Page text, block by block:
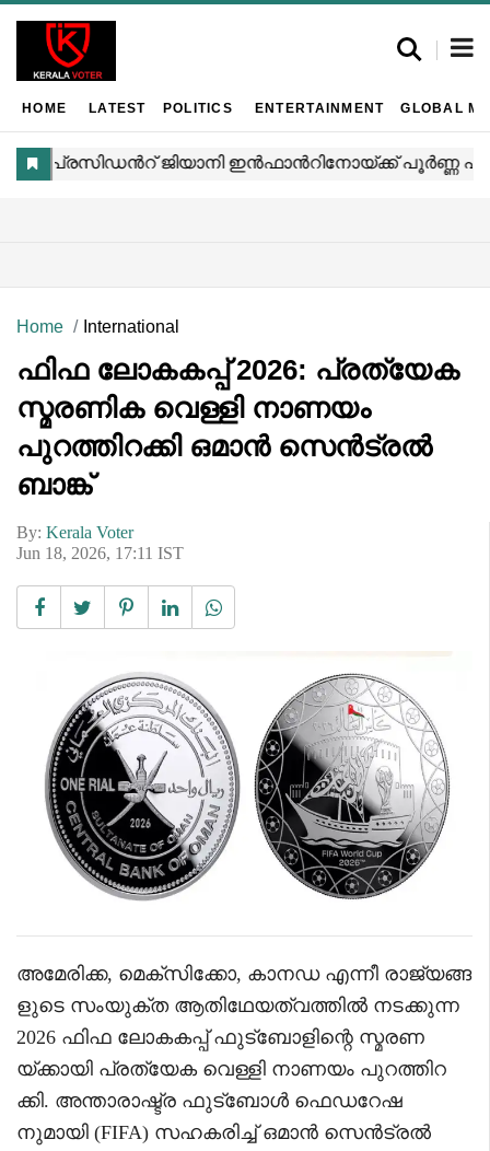
HOME LATEST POLITICS ENTERTAINMENT GLOBAL
Home International
ഫിഫ ലോകകപ്പ് 2026: പ്രത്യേക
സ്മരണിക വെള്ളി നാണയം
പുറത്തിറക്കി ഒമാൻ സെൻട്രൽ
ബാങ്ക്
By: Kerala Voter
Jun 18, 2026, 17:11 IST
അമേരിക്ക, മെക്സിക്കോ, കാനഡ എന്നീ രാജ്യങ്ങ
ളുടെ സംയുക്ത ആതിഥേയത്വത്തിൽ നടക്കുന്ന
2026 ഫിഫ ലോകകപ്പ് ഫുട്ബോളിന്റെ സ്മരണ
യ്ക്കായി പ്രത്യേക വെള്ളി നാണയം പുറത്തിറ
ക്കി. അന്താരാഷ്ട്ര ഫുട്ബോൾ ഫെഡറേഷ
നുമായി (FIFA) സഹകരിച്ച് ഒമാൻ സെൻട്രൽ